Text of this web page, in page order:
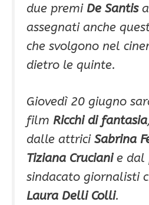
due premi De Santis
assegnati anche
che svolgono nel
dietro le quinte.
Giovedì 20 giugno
film Ricchi di fantasia
dalle attrici Sabrina
Tiziana Crucianie dal
sindacato giornalisti
Laura Delli Colli.